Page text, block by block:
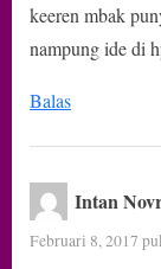
keeren mbak
nampung ide di
Balas
Intan
Februari 8, 2017